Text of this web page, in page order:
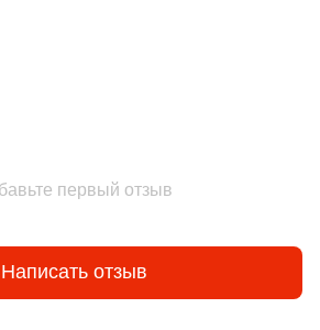
первый отзыв
Написать отзыв